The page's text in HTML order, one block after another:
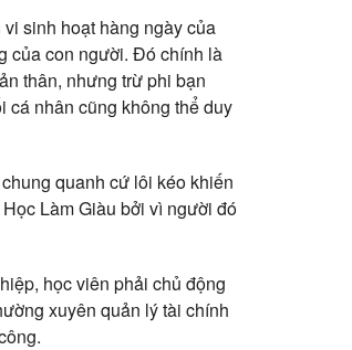
sinh hoạt hàng ngày của
của con người. Đó chính là
thân, nhưng trừ phi bạn
cá nhân cũng không thể duy
quanh cứ lôi kéo khiến
Làm Giàu bởi vì người đó
học viên phải chủ động
xuyên quản lý tài chính